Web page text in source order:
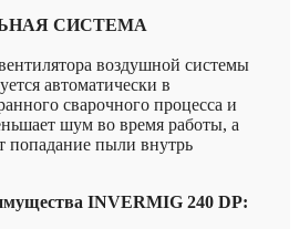
СИСТЕМА
воздушной системы
автоматически в
сварочного процесса и
шум во время работы, а
попадание пыли внутрь
INVERMIG 240 DP: